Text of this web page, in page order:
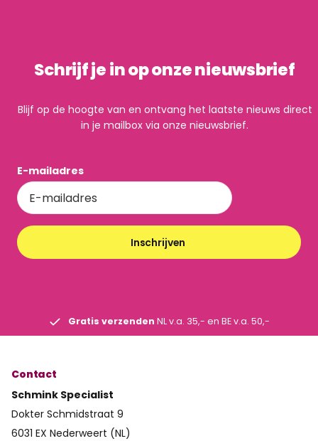
Schrijf je in op onze nieuwsbrief
Blijf op de hoogte van en ontvang het laatste nieuws direct
in je mailbox via onze nieuwsbrief.
E-mailadres
Inschrijven
Gratis verzenden NL v.a. 35,- en BE v.a. 50,-
Contact
Schmink Specialist
Dokter Schmidstraat 9
6031 EX Nederweert (NL)